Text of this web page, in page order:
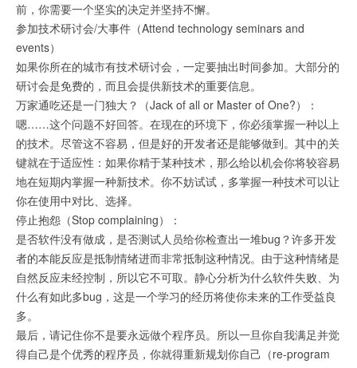
前，你需要一个坚实的决定并坚持不懈。
参加技术研讨会/大事件（Attend technology seminars and
events）
如果你所在的城市有技术研讨会，一定要抽出时间参加。大部分的
研讨会是免费的，而且会提供新技术的重要信息。
万家通吃还是一门独大？（Jack of all or Master of One?）：
嗯……这个问题不好回答。在现在的环境下，你必须掌握一种以上
的技术。尽管这不容易，但是好的开发者还是能够做到。其中的关
键就在于适应性：如果你精于某种技术，那么给以机会你将较容易
地在短期内掌握一种新技术。你不妨试试，多掌握一种技术可以让
你在使用中对比、选择。
停止抱怨（Stop complaining）：
是否软件没有做成，是否测试人员给你检查出一堆bug？许多开发
者的本能反应是抵制情绪进而非常抵制这种情况。由于这种情绪是
自然反应未经控制，所以它不可取。静心分析为什么软件失败、为
什么有如此多bug，这是一个学习的经历将使你未来的工作受益良
多。
最后，请记住你不是要永远做个程序员。所以一旦你自我满足并觉
得自己是个优秀的程序员，你就得重新规划你自己（re-program